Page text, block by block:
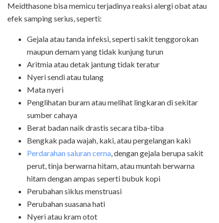
Meidthasone bisa memicu terjadinya reaksi alergi obat atau
efek samping serius, seperti:
Gejala atau tanda infeksi, seperti sakit tenggorokan
maupun demam yang tidak kunjung turun
Aritmia atau detak jantung tidak teratur
Nyeri sendi atau tulang
Mata nyeri
Penglihatan buram atau melihat lingkaran di sekitar
sumber cahaya
Berat badan naik drastis secara tiba-tiba
Bengkak pada wajah, kaki, atau pergelangan kaki
Perdarahan saluran cerna, dengan gejala berupa sakit
perut, tinja berwarna hitam, atau muntah berwarna
hitam dengan ampas seperti bubuk kopi
Perubahan siklus menstruasi
Perubahan suasana hati
Nyeri atau kram otot